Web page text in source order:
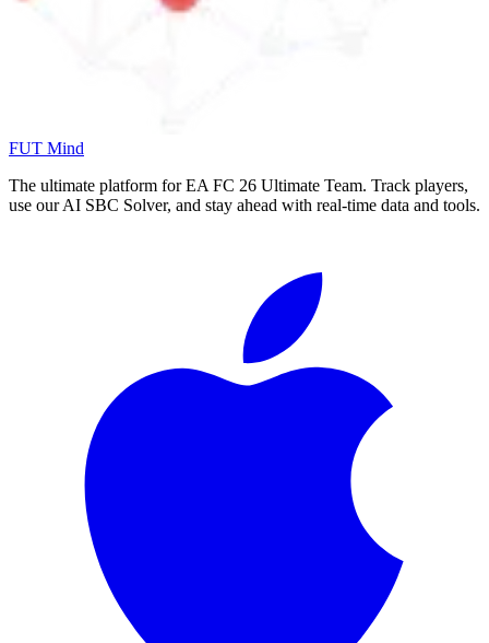
FUT Mind
The ultimate platform for EA FC 26 Ultimate Team. Track players,
use our AI SBC Solver, and stay ahead with real-time data and tools.